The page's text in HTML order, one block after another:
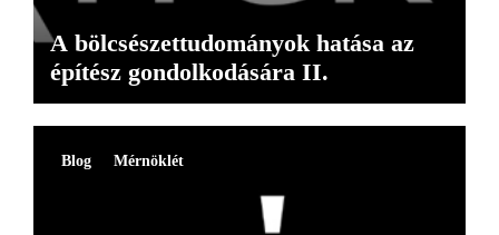
A bölcsészettudományok hatása az
építész gondolkodására II.
Blog Mérnöklét